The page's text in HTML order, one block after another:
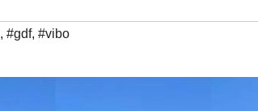
, #gdf, #vibo